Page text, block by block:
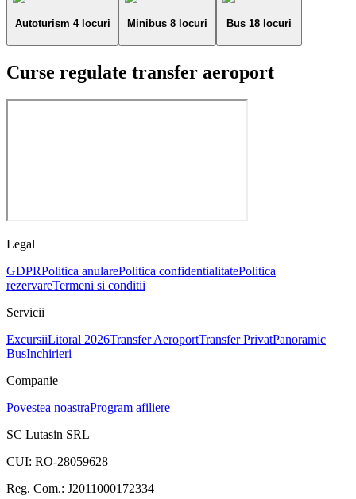
Autoturism 4 locuri Minibus 8 locuri Bus 18 locuri
Curse regulate transfer aeroport
Legal
GDPRPolitica anularePolitica confidentialitatePolitica
rezervareTermeni si conditii
Servicii
ExcursiiLitoral 2026Transfer AeroportTransfer PrivatPanoramic
BusInchirieri
Companie
Povestea noastraProgram afiliere
SC Lutasin SRL
CUI: RO-28059628
Reg. Com.: J2011000172334